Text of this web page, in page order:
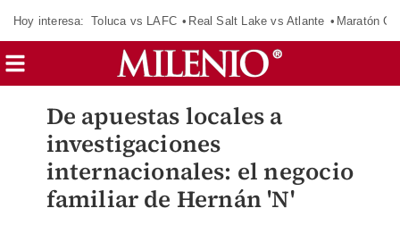
Hoy interesa: Toluca vs LAFC Real Salt Lake vs Atlante Maratón
De apuestas locales a
investigaciones
internacionales: el negocio
familiar de Hernán 'N'